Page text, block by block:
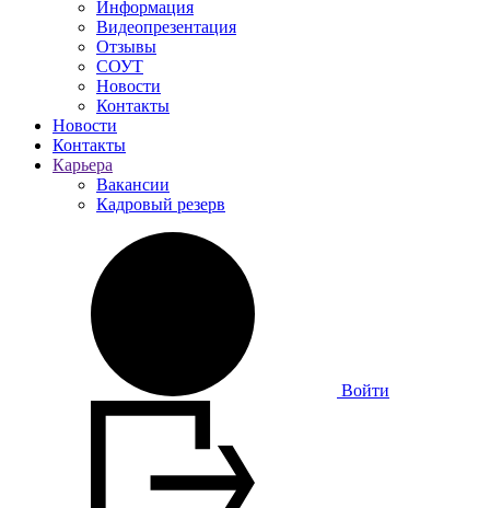
Информация
Видеопрезентация
Отзывы
СОУТ
Новости
Контакты
Новости
Контакты
Карьера
Вакансии
Кадровый резерв
Войти